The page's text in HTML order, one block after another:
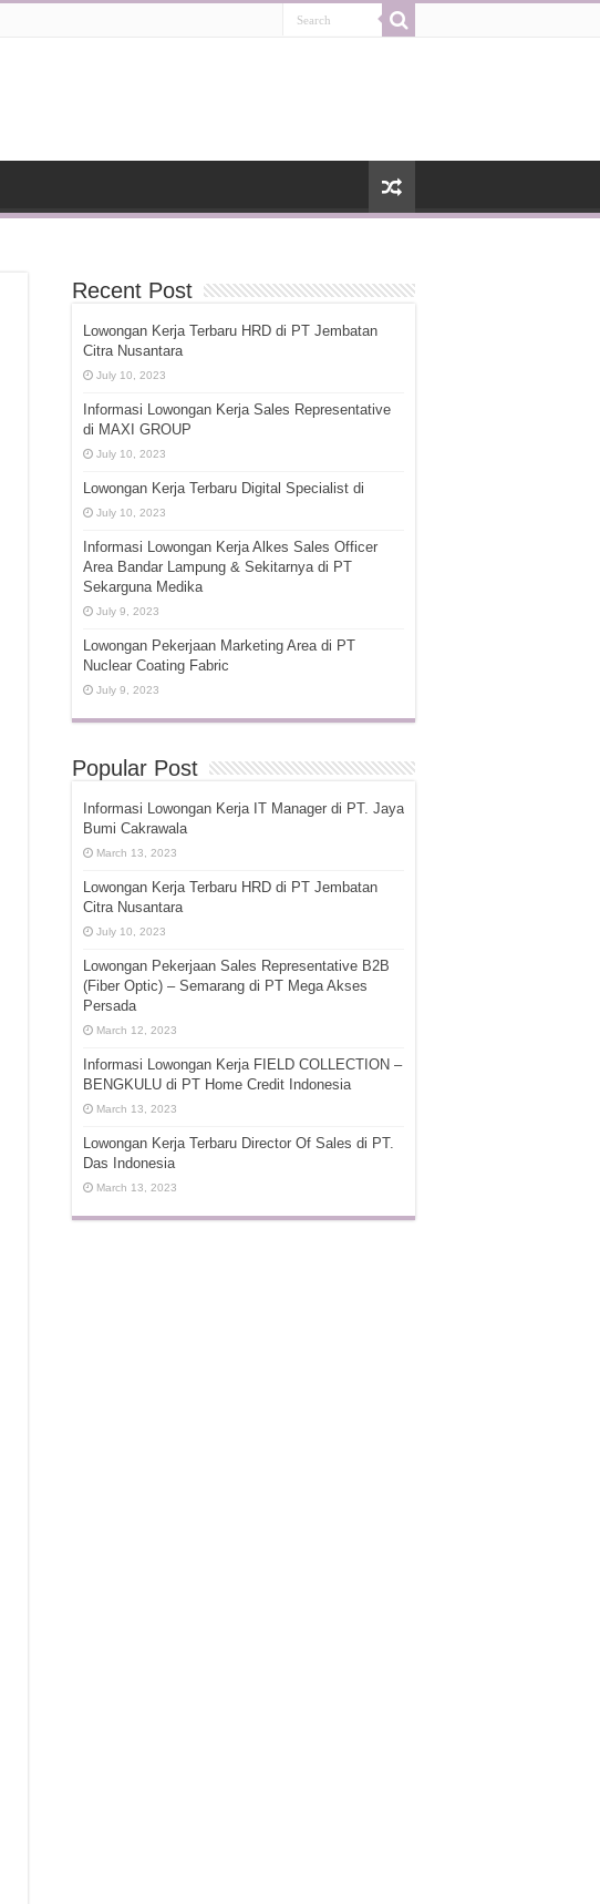
Recent Post
Lowongan Kerja Terbaru HRD di PT Jembatan
Citra Nusantara
July 10, 2023
Informasi Lowongan Kerja Sales Representative
di MAXI GROUP
July 10, 2023
Lowongan Kerja Terbaru Digital Specialist di
July 10, 2023
Informasi Lowongan Kerja Alkes Sales Officer
Area Bandar Lampung & Sekitarnya di PT
Sekarguna Medika
July 9, 2023
Lowongan Pekerjaan Marketing Area di PT
Nuclear Coating Fabric
July 9, 2023
Popular Post
Informasi Lowongan Kerja IT Manager di PT. Jaya
Bumi Cakrawala
March 13, 2023
Lowongan Kerja Terbaru HRD di PT Jembatan
Citra Nusantara
July 10, 2023
Lowongan Pekerjaan Sales Representative B2B
(Fiber Optic) – Semarang di PT Mega Akses
Persada
March 12, 2023
Informasi Lowongan Kerja FIELD COLLECTION –
BENGKULU di PT Home Credit Indonesia
March 13, 2023
Lowongan Kerja Terbaru Director Of Sales di PT.
Das Indonesia
March 13, 2023